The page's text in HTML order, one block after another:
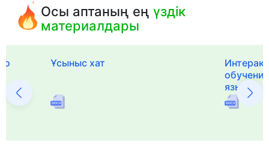
Осы аптаның еңүздік
материалдары
Ұсыныс хат
языка и